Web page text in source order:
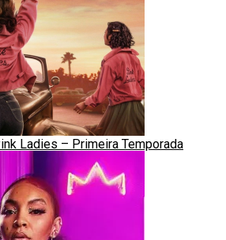
Ladies – Primeira Temporada